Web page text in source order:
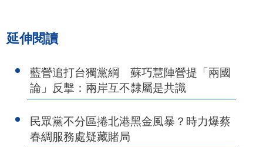
延伸閱讀
藍營追打台獨黨綱 蘇巧慧陣營提「兩國
論」反擊：兩岸互不隸屬是共識
民眾黨不分區捲北港黑金風暴？時力爆蔡
春綢服務處疑藏賭局